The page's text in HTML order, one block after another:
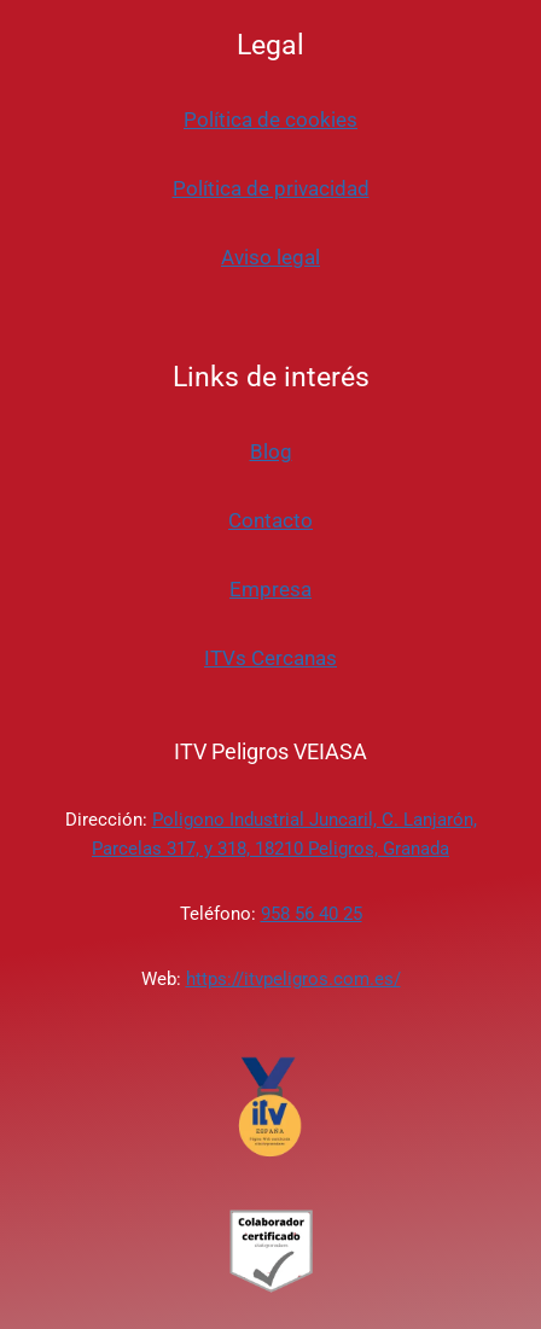
Legal
Política de cookies
Política de privacidad
Aviso legal
Links de interés
Blog
Contacto
Empresa
ITVs Cercanas
ITV Peligros VEIASA
Dirección: Poligono Industrial Juncaril, C. Lanjarón,
Parcelas 317, y 318, 18210 Peligros, Granada
Teléfono: 958 56 40 25
Web: https://itvpeligros.com.es/